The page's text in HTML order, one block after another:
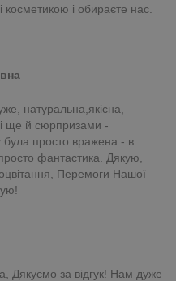
і обираєте нас.
натуральна,якісна,
ще й сюрпризами -
просто вражена - в
фантастика. Дякую,
Перемоги Нашої
Дякуємо за відгук! Нам дуже